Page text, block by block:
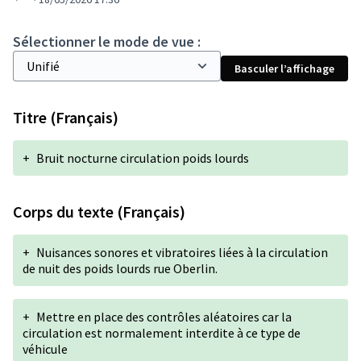
Sélectionner le mode de vue :
Basculer l’affichage
Titre (Français)
+ Bruit nocturne circulation poids lourds
Corps du texte (Français)
+ Nuisances sonores et vibratoires liées à la circulation
de nuit des poids lourds rue Oberlin.
+ Mettre en place des contrôles aléatoires car la
circulation est normalement interdite à ce type de
véhicule